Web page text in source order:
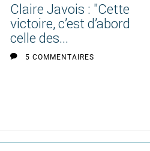
Claire Javois : "Cette
victoire, c’est d’abord
celle des...
5 COMMENTAIRES